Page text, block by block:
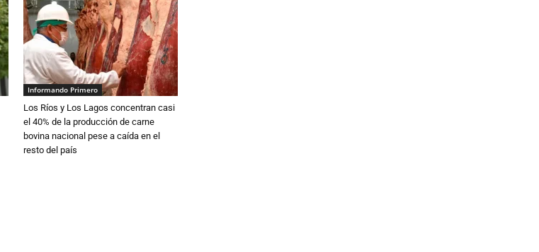
Informando Primero
Los Ríos y Los Lagos concentran casi
el 40% de la producción de carne
bovina nacional pese a caída en el
resto del país